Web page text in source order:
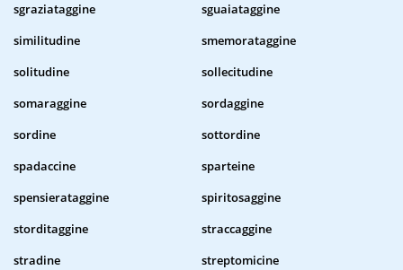
sgraziataggine
sguaiataggine
similitudine
smemorataggine
solitudine
sollecitudine
somaraggine
sordaggine
sordine
sottordine
spadaccine
sparteine
spensierataggine
spiritosaggine
storditaggine
straccaggine
stradine
streptomicine